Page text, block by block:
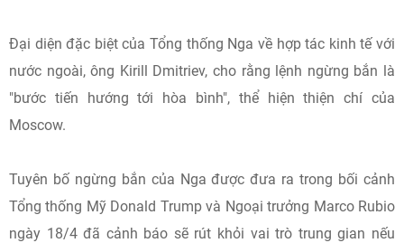
Đại diện đặc biệt của Tổng thống Nga về hợp tác kinh tế với
nước ngoài, ông Kirill Dmitriev, cho rằng lệnh ngừng bắn là
"bước tiến hướng tới hòa bình", thể hiện thiện chí của
Moscow.
Tuyên bố ngừng bắn của Nga được đưa ra trong bối cảnh
Tổng thống Mỹ Donald Trump và Ngoại trưởng Marco Rubio
ngày 18/4 đã cảnh báo sẽ rút khỏi vai trò trung gian nếu